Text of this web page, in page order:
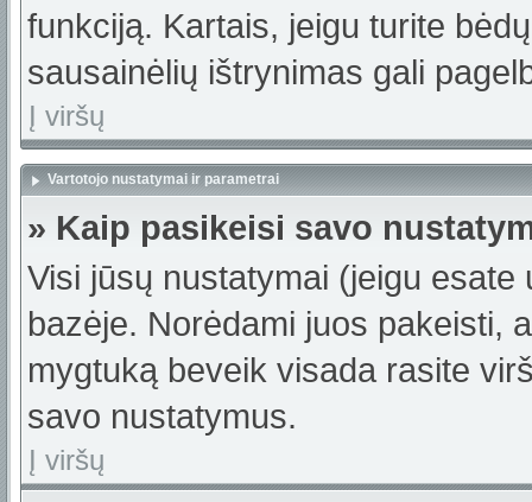
funkciją. Kartais, jeigu turite
sausainėlių ištrynimas gali
Į viršų
Vartotojo nustatymai ir parametrai
» Kaip pasikeisi savo
Visi jūsų nustatymai (jeigu
bazėje. Norėdami juos pakeisti,
mygtuką beveik visada rasite
savo nustatymus.
Į viršų